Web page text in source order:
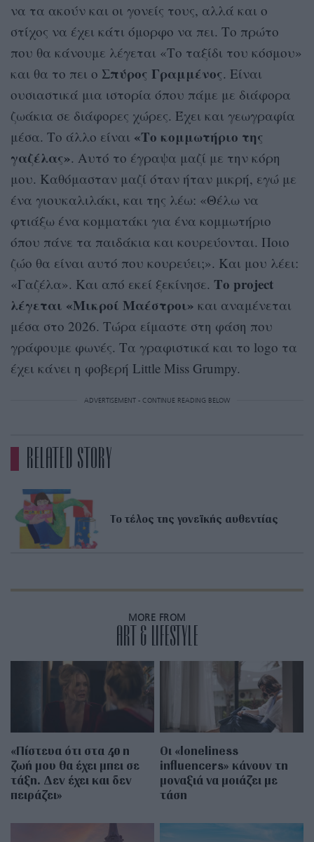
να τα ακούν και οι γονείς τους, αλλά και ο
στίχος να έχει κάτι όμορφο να πει. Το πρώτο
που θα κάνουμε λέγεται «Το ταξίδι του κόσμου»
και θα το πει ο Σπύρος Γραμμένος. Είναι
ουσιαστικά μια ιστορία όπου πάμε με διάφορα
ζωάκια σε διάφορες χώρες. Έχει και γεωγραφία
μέσα. Το άλλο είναι «Το κομμωτήριο της
γαζέλας». Αυτό το έγραψα μαζί με την κόρη
μου. Καθόμασταν μαζί όταν ήταν μικρή, εγώ με
ένα γιουκαλιλάκι, και της λέω: «Θέλω να
φτιάξω ένα κομματάκι για ένα κομμωτήριο
όπου πάνε τα παιδάκια και κουρεύονται. Ποιο
ζώο θα είναι αυτό που κουρεύει;». Και μου λέει:
«Γαζέλα». Και από εκεί ξεκίνησε. Το project
λέγεται «Μικροί Μαέστροι» και αναμένεται
μέσα στο 2026. Τώρα είμαστε στη φάση που
γράφουμε φωνές. Τα γραφιστικά και το logo τα
έχει κάνει η φοβερή Little Miss Grumpy.
ADVERTISEMENT - CONTINUE READING BELOW
RELATED STORY
Το τέλος της γονεϊκής αυθεντίας
MORE FROM
ART & LIFESTYLE
«Πίστευα ότι στα 40 η
ζωή μου θα έχει μπει σε
τάξη. Δεν έχει και δεν
πειράζει»
Οι «loneliness
influencers» κάνουν τη
μοναξιά να μοιάζει με
τάση